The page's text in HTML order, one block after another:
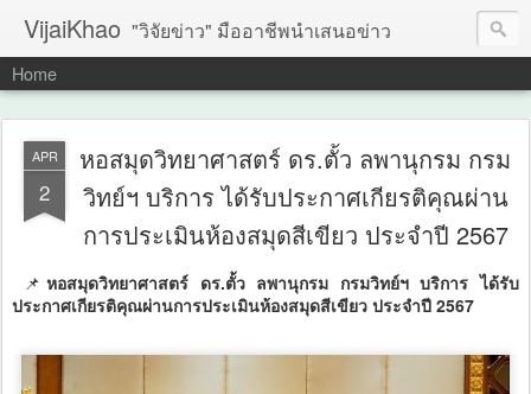
VijaiKhao "วิจัยข่าว" มืออาชีพนำเสนอข่าว
Home
APR
2
หอสมุดวิทยาศาสตร์ ดร.ตั้ว ลพานุกรม กรม
วิทย์ฯ บริการ ได้รับประกาศเกียรติคุณผ่าน
การประเมินห้องสมุดสีเขียว ประจำปี 2567
📌หอสมุดวิทยาศาสตร์ ดร.ตั้ว ลพานุกรม กรมวิทย์ฯ บริการ ได้รับ
ประกาศเกียรติคุณผ่านการประเมินห้องสมุดสีเขียว ประจำปี 2567